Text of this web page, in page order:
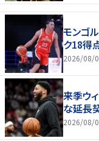
モンゴ
ク18得
2026/08/
来季ウ
な延長
2026/08/